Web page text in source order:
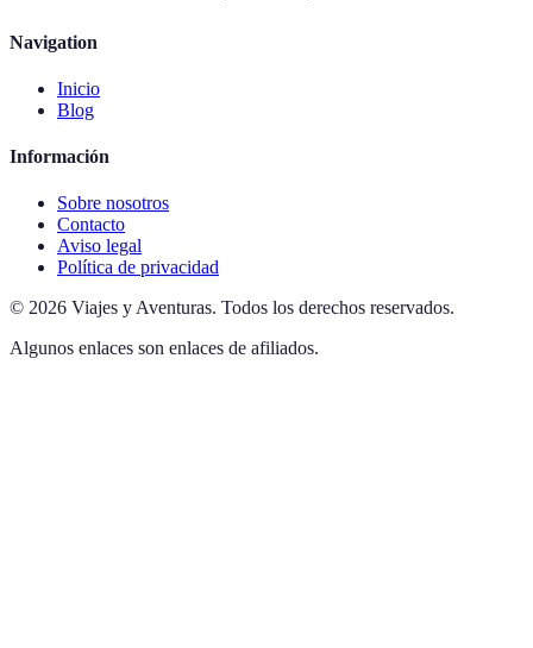
Navigation
Inicio
Blog
Información
Sobre nosotros
Contacto
Aviso legal
Política de privacidad
© 2026 Viajes y Aventuras. Todos los derechos reservados.
Algunos enlaces son enlaces de afiliados.